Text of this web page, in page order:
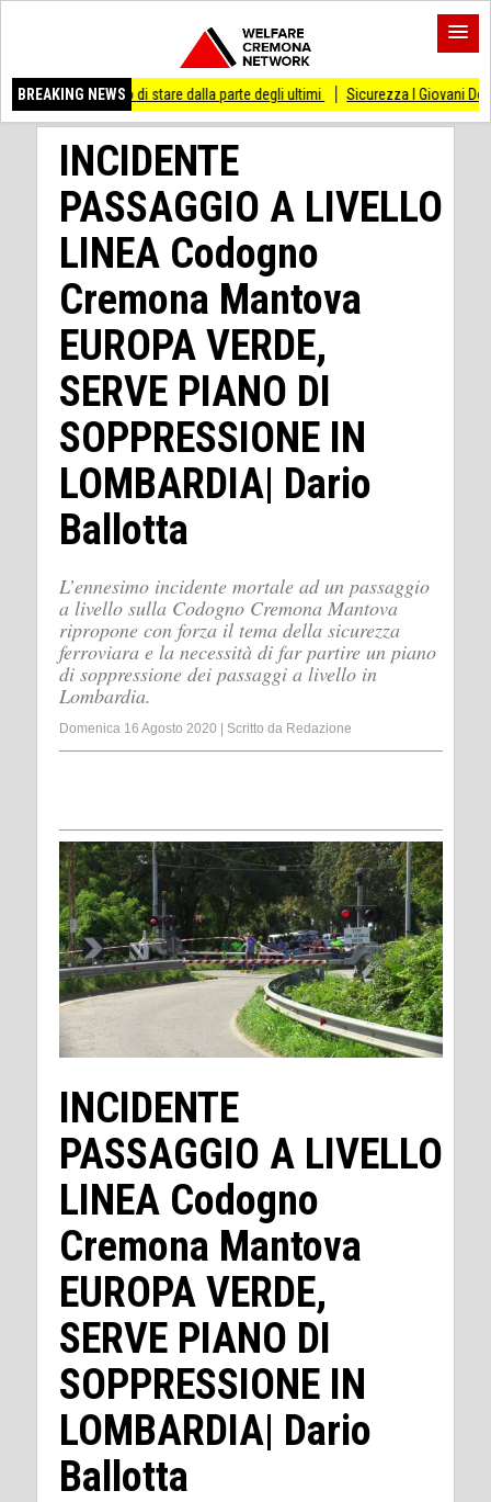
BREAKING NEWS
di stare dalla parte degli ultimi Sicurezza I Giovani Democratici
INCIDENTE
PASSAGGIO A LIVELLO
LINEA Codogno
Cremona Mantova
EUROPA VERDE,
SERVE PIANO DI
SOPPRESSIONE IN
LOMBARDIA| Dario
Ballotta
L’ennesimo incidente mortale ad un passaggio
a livello sulla Codogno Cremona Mantova
ripropone con forza il tema della sicurezza
ferroviara e la necessità di far partire un piano
di soppressione dei passaggi a livello in
Lombardia.
Domenica 16 Agosto 2020 Scritto da Redazione
INCIDENTE
PASSAGGIO A LIVELLO
LINEA Codogno
Cremona Mantova
EUROPA VERDE,
SERVE PIANO DI
SOPPRESSIONE IN
LOMBARDIA| Dario
Ballotta